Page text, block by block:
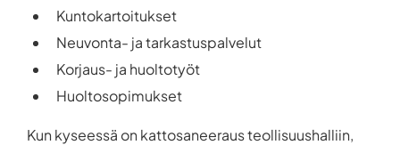
Kuntokartoitukset
Neuvonta- ja tarkastuspalvelut
Korjaus- ja huoltotyöt
Huoltosopimukset
Kun kyseessä on kattosaneeraus teollisuushalliin,